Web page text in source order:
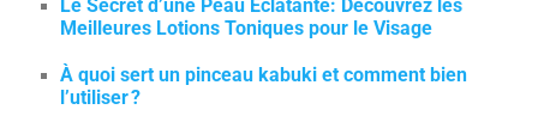
Le Secret d’une Peau Éclatante: Découvrez les
Meilleures Lotions Toniques pour le Visage
À quoi sert un pinceau kabuki et comment bien
l’utiliser ?